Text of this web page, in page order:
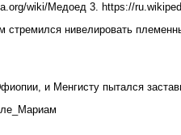
wiki/Медоед 3. https://
нивелировать
и Менгисту пытался